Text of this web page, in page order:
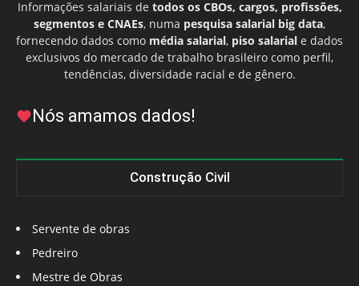
Informações salariais de todos os CBOs, cargos, profissões,
segmentos e CNAEs, numa pesquisa salarial big data,
fornecendo dados como média salarial, piso salarial e dados
exclusivos do mercado de trabalho brasileiro como perfil,
tendências, diversidade racial e de gênero.
Nós amamos dados!
Construção Civil
Servente de obras
Pedreiro
Mestre de Obras